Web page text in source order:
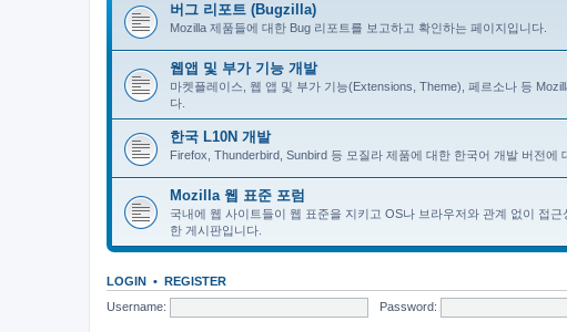
버그 리포트 (Bugzilla)
Mozilla 제품들에 대한 Bug 리포트를 보고하고 확인하는 페이지입니다.
웹앱 및 부가 기능 개발
마켓플레이스, 웹 앱 및 부가 기능(Extensions, Theme), 페르소나 등
다.
한국 L10N 개발
Firefox, Thunderbird, Sunbird 등 모질라 제품에 대한 한국어 개발 버전에
Mozilla 웹 표준 포럼
국내에 웹 사이트들이 웹 표준을 지키고 OS나 브라우저와 관계 없이 접
한 게시판입니다.
LOGIN • REGISTER
Username:
Password: